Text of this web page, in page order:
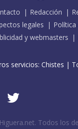
Redacción
legales
Política
y webmasters
servicios: Chistes |
Todos los